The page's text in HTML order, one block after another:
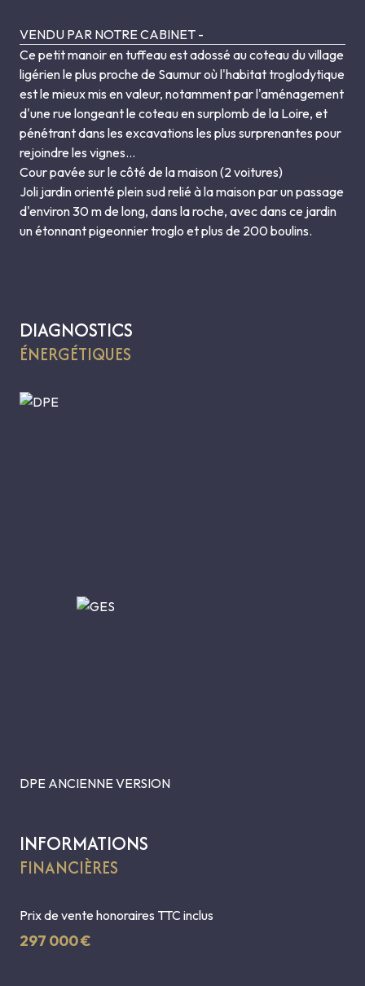
VENDU PAR NOTRE CABINET -
Ce petit manoir en tuffeau est adossé au coteau du village
ligérien le plus proche de Saumur où l'habitat troglodytique
est le mieux mis en valeur, notamment par l'aménagement
d'une rue longeant le coteau en surplomb de la Loire, et
pénétrant dans les excavations les plus surprenantes pour
rejoindre les vignes…
Cour pavée sur le côté de la maison (2 voitures)
Joli jardin orienté plein sud relié à la maison par un passage
d'environ 30 m de long, dans la roche, avec dans ce jardin
un étonnant pigeonnier troglo et plus de 200 boulins.
DIAGNOSTICS
ÉNERGÉTIQUES
DPE ANCIENNE VERSION
INFORMATIONS
FINANCIÈRES
Prix de vente honoraires TTC inclus
297 000 €